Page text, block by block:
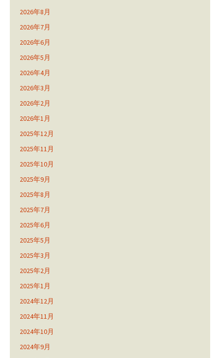
2026年8月
2026年7月
2026年6月
2026年5月
2026年4月
2026年3月
2026年2月
2026年1月
2025年12月
2025年11月
2025年10月
2025年9月
2025年8月
2025年7月
2025年6月
2025年5月
2025年3月
2025年2月
2025年1月
2024年12月
2024年11月
2024年10月
2024年9月